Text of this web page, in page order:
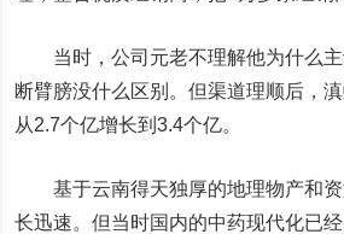
当时，公司元老不理解他为什么主
断臂膀没什么区别。但渠道理顺后，
从2.7个亿增长到3.4个亿。
基于云南得天独厚的地理物产和资
长迅速。但当时国内的中药现代化已